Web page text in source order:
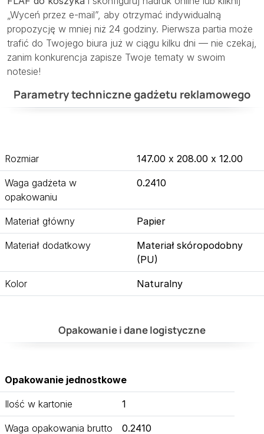
„Wyceń przez e-mail”, aby otrzymać indywidualną
propozycję w mniej niż 24 godziny. Pierwsza partia może
trafić do Twojego biura już w ciągu kilku dni — nie czekaj,
zanim konkurencja zapisze Twoje tematy w swoim
notesie!
Parametry techniczne gadżetu reklamowego
Rozmiar 147.00 x 208.00 x 12.00
Waga gadżeta w
opakowaniu
0.2410
Materiał główny Papier
Materiał dodatkowy
Materiał skóropodobny
(PU)
Kolor Naturalny
Opakowanie i dane logistyczne
Opakowanie jednostkowe
Ilość w kartonie 1
Waga opakowania brutto 0.2410